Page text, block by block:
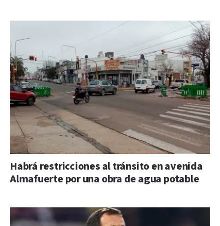
Habrá restricciones al tránsito en avenida
Almafuerte por una obra de agua potable